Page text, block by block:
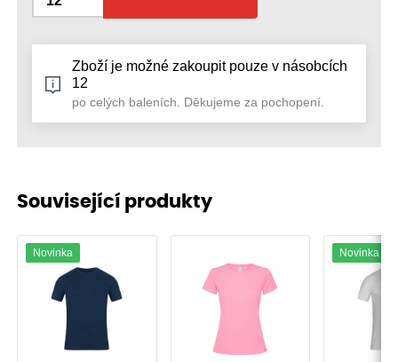
Zboží je možné zakoupit pouze v násobcích
12
po celých baleních. Děkujeme za pochopení.
Související produkty
Novinka Novinka